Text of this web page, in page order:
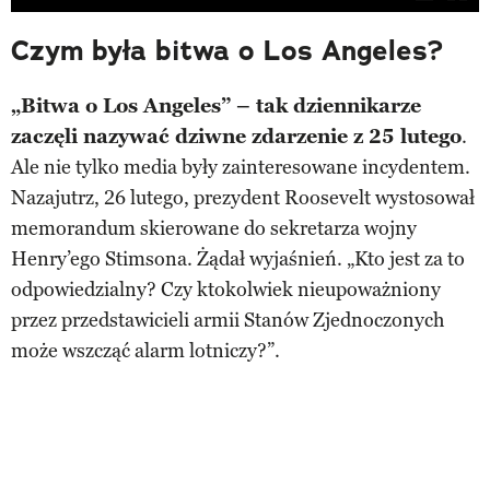
Czym była bitwa o Los Angeles?
„Bitwa o Los Angeles” – tak dziennikarze
zaczęli nazywać dziwne zdarzenie z 25 lutego.
Ale nie tylko media były zainteresowane incydentem.
Nazajutrz, 26 lutego, prezydent Roosevelt wystosował
memorandum skierowane do sekretarza wojny
Henry’ego Stimsona. Żądał wyjaśnień. „Kto jest za to
odpowiedzialny? Czy ktokolwiek nieupoważniony
przez przedstawicieli armii Stanów Zjednoczonych
może wszcząć alarm lotniczy?”.